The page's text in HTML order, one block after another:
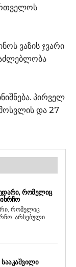
ვაზის ჯვარი
პირველ
და 27
ᲠᲝᲛᲔᲚᲘᲪ
რომელიც
არსებული